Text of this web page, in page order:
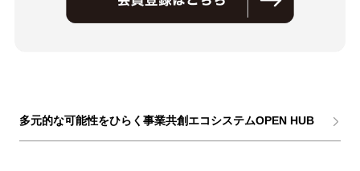
多元的な可能性をひらく事業共創エコシステムOPEN HUB